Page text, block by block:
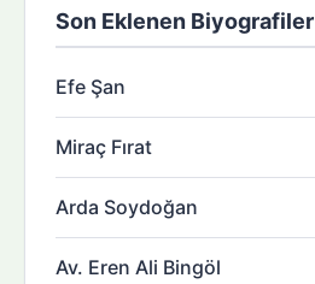
Son Eklenen Biyografiler
Efe Şan
Miraç Fırat
Arda Soydoğan
Av. Eren Ali Bingöl